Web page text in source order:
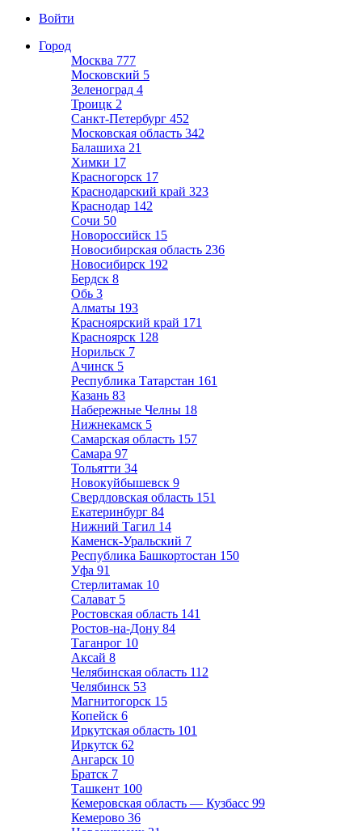
Войти
Город
Москва 777
Московский 5
Зеленоград 4
Троицк 2
Санкт-Петербург 452
Московская область 342
Балашиха 21
Химки 17
Красногорск 17
Краснодарский край 323
Краснодар 142
Сочи 50
Новороссийск 15
Новосибирская область 236
Новосибирск 192
Бердск 8
Обь 3
Алматы 193
Красноярский край 171
Красноярск 128
Норильск 7
Ачинск 5
Республика Татарстан 161
Казань 83
Набережные Челны 18
Нижнекамск 5
Самарская область 157
Самара 97
Тольятти 34
Новокуйбышевск 9
Свердловская область 151
Екатеринбург 84
Нижний Тагил 14
Каменск-Уральский 7
Республика Башкортостан 150
Уфа 91
Стерлитамак 10
Салават 5
Ростовская область 141
Ростов-на-Дону 84
Таганрог 10
Аксай 8
Челябинская область 112
Челябинск 53
Магнитогорск 15
Копейск 6
Иркутская область 101
Иркутск 62
Ангарск 10
Братск 7
Ташкент 100
Кемеровская область — Кузбасс 99
Кемерово 36